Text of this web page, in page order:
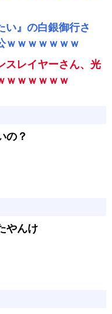
い』の白銀御行さ
ｗｗｗｗｗｗｗ
スレイヤーさん、光
ｗｗｗｗｗｗ
の？
やんけ